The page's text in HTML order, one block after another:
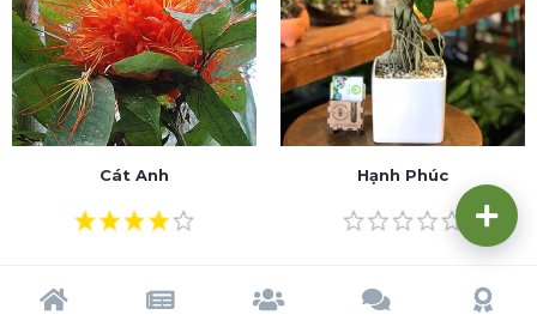
Cát Anh Hạnh Phúc
Trang chủ Tạp chí Cộng đồng Cố vấn Dấu ấn